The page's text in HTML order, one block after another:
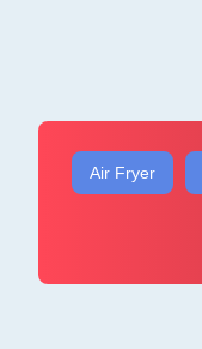
Air Fryer